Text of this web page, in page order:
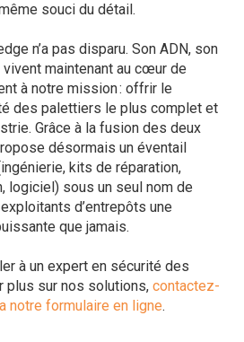
souci du détail.
n’a pas disparu. Son ADN, son
maintenant au cœur de
à notre mission : offrir le
des palettiers le plus complet et
Grâce à la fusion des deux
désormais un éventail
kits de réparation,
logiciel) sous un seul nom de
d’entrepôts une
que jamais.
à un expert en sécurité des
plus sur nos solutions, contactez-
notre formulaire en ligne.